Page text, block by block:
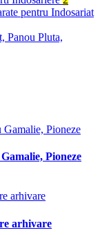
pentru Indosariat
Panou Pluta,
Pioneze
arhivare